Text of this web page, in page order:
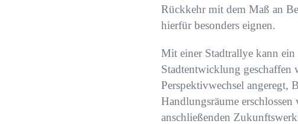
Rückkehr mit dem Maß an
hierfür besonders eignen.
Mit einer Stadtrallye kann
Stadtentwicklung geschaffen
Perspektivwechsel angeregt,
Handlungsräume
anschließenden